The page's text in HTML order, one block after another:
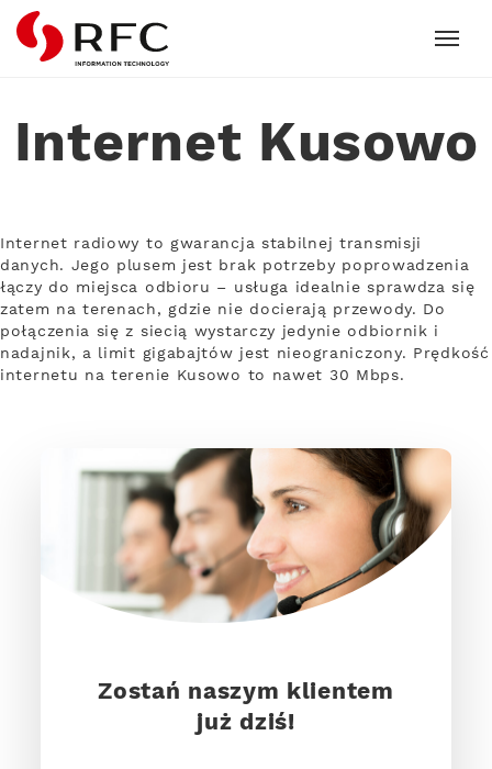
RFC
Internet Kusowo
Internet radiowy to gwarancja stabilnej transmisji
danych. Jego plusem jest brak potrzeby poprowadzenia
łączy do miejsca odbioru – usługa idealnie sprawdza się
zatem na terenach, gdzie nie docierają przewody. Do
połączenia się z siecią wystarczy jedynie odbiornik i
nadajnik, a limit gigabajtów jest nieograniczony. Prędkość
internetu na terenie Kusowo to nawet 30 Mbps.
Zostań naszym klientem
już dziś!